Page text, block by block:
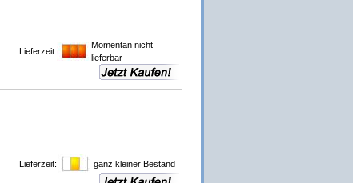
Lieferzeit:
Momentan nicht
lieferbar
Lieferzeit:
ganz kleiner Bestand